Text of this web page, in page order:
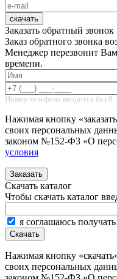
скачать
Заказать обратный звонок
Заказ обратного звонка
Менеджер перезвонит
времени.
Номер телефона вводится без
Нажимая кнопку
своих персональных
законом №152-ФЗ «О
условия
Заказать
Скачать каталог
Чтобы скачать каталог
я соглашаюсь
Скачать
Нажимая кнопку
своих персональных